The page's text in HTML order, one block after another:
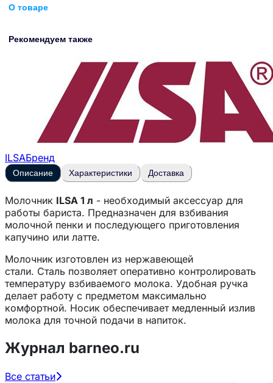
О товаре
Рекомендуем также
ILSAБренд
Описание Характеристики Доставка
Молочник ILSA 1 л - необходимый аксессуар для
работы бариста. Предназначен для взбивания
молочной пенки и последующего приготовления
капучино или латте.
Молочник изготовлен из нержавеющей
стали. Сталь позволяет оперативно контролировать
температуру взбиваемого молока. Удобная ручка
делает работу с предметом максимально
комфортной. Носик обеспечивает медленный излив
молока для точной подачи в напиток.
Характеристики:
Материал - нержавеющая сталь;
Журнал barneo.ru
Все статьи